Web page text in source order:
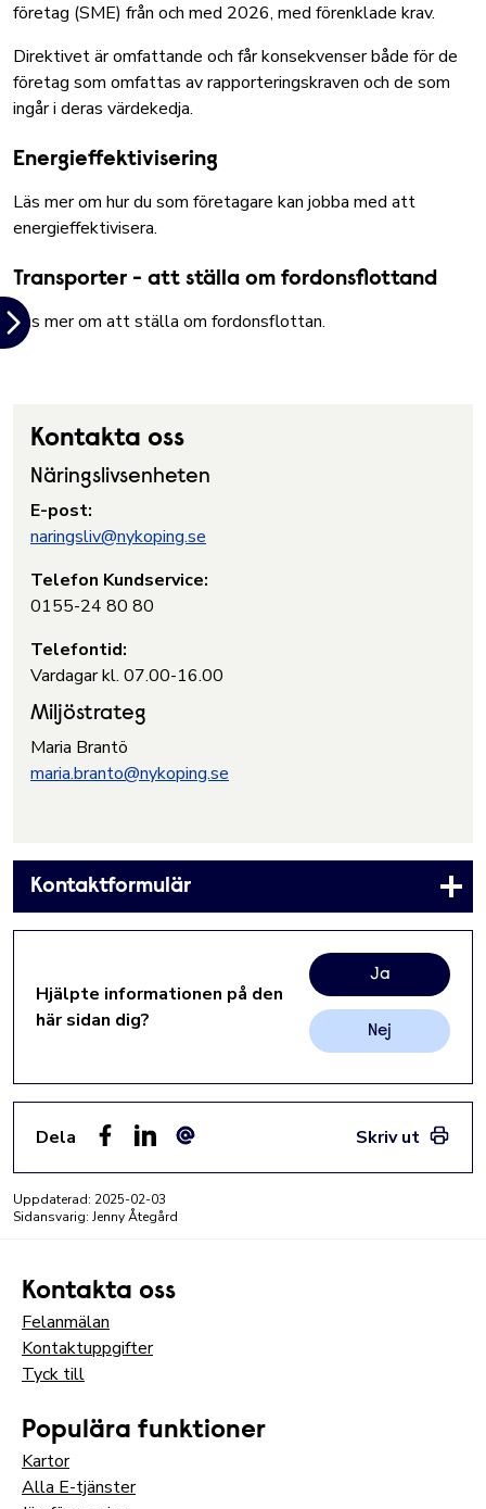
företag (SME) från och med 2026, med förenklade krav.
Direktivet är omfattande och får konsekvenser både för de
företag som omfattas av rapporteringskraven och de som
ingår i deras värdekedja.
Energieffektivisering
Läs mer om hur du som företagare kan jobba med att
energieffektivisera.
Transporter - att ställa om fordonsflottand
Läs mer om att ställa om fordonsflottan.
Kontakta oss
Näringslivsenheten
E-post:
naringsliv@nykoping.se
Telefon Kundservice:
0155-24 80 80
Telefontid:
Vardagar kl. 07.00-16.00
Miljöstrateg
Maria Brantö
maria.branto@nykoping.se
Kontaktformulär
Hjälpte informationen på den
här sidan dig?
Ja
Nej
Dela
Skriv ut
Uppdaterad: 2025-02-03
Sidansvarig: Jenny Åtegård
Kontakta oss
Felanmälan
Kontaktuppgifter
Tyck till
Populära funktioner
Kartor
Alla E-tjänster